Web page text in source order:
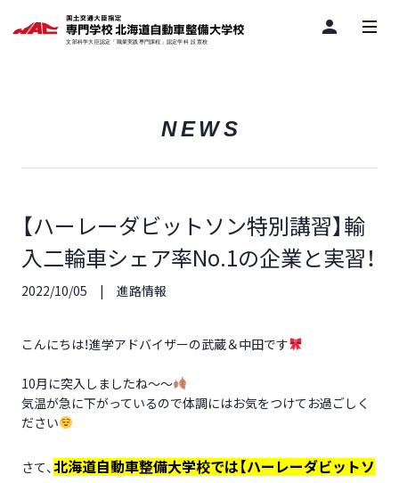
person
NEWS
【ハーレーダビットソン特別講習】輸
入二輪車シェア率No.1の企業と実習！
2022/10/05 進路情報
こんにちは！進学アドバイザーの武蔵＆中田です
10月に突入しましたね～～
気温が急に下がっているので体調にはお気をつけてお過ごしく
ださい
さて、北海道自動車整備大学校では【ハーレーダビットソ